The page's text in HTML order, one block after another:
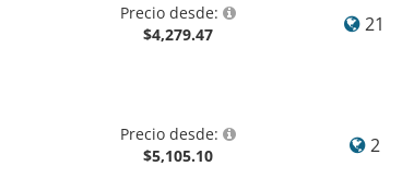
Precio desde:
$4,279.47
21
Precio desde:
$5,105.10
2